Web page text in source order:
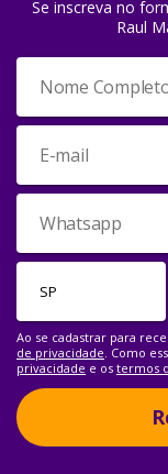
Se inscreva no
Raul
Ao se cadastrar para
de privacidade. Como
privacidade e os termos